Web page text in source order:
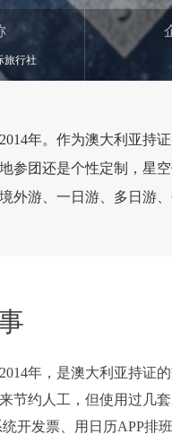
旅行社
年。作为澳大利亚持
参团还是个性定制，星
外游、一日游、多日游
年，是澳大利亚持证
节约人工，但使用过几
开发票、用日历APP排